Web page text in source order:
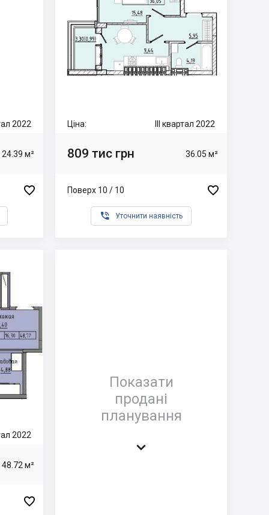
2022
24.39 м²

Ціна: III квартал 2022
809 тис грн 36.05 м²
Поверх 10 / 10 
 Уточнити наявність
2022
48.72 м²

Показати
продані
планування
